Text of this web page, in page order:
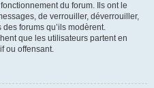
du forum. Ils ont le
de verrouiller, déverrouiller,
forums qu’ils modèrent.
que les utilisateurs partent en
ou offensant.